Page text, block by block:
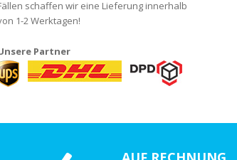
schaffen wir eine Lieferung innerhalb
1-2 Werktagen!
Partner